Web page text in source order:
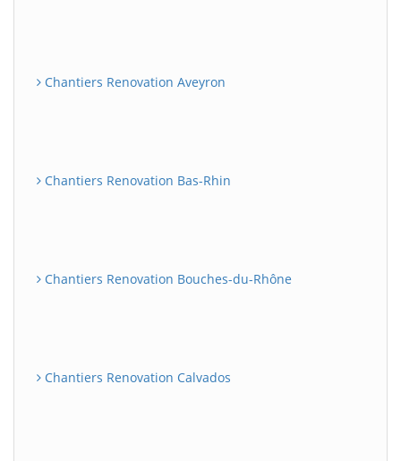
Chantiers Renovation Aveyron
Chantiers Renovation Bas-Rhin
Chantiers Renovation Bouches-du-Rhône
Chantiers Renovation Calvados